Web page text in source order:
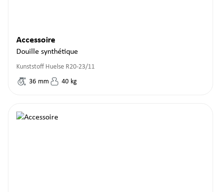
Accessoire
Douille synthétique
Kunststoff Huelse R20-23/11
36 mm 40 kg